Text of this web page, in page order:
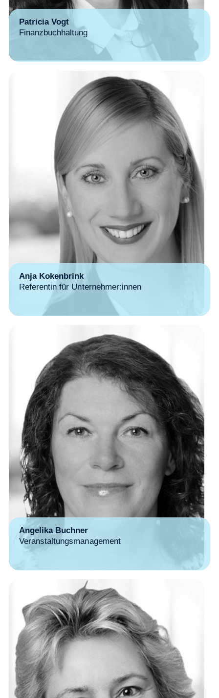
Patricia Vogt
Finanzbuchhaltung
Anja Kokenbrink
Referentin für Unternehmer:innen
Angelika Buchner
Veranstaltungsmanagement